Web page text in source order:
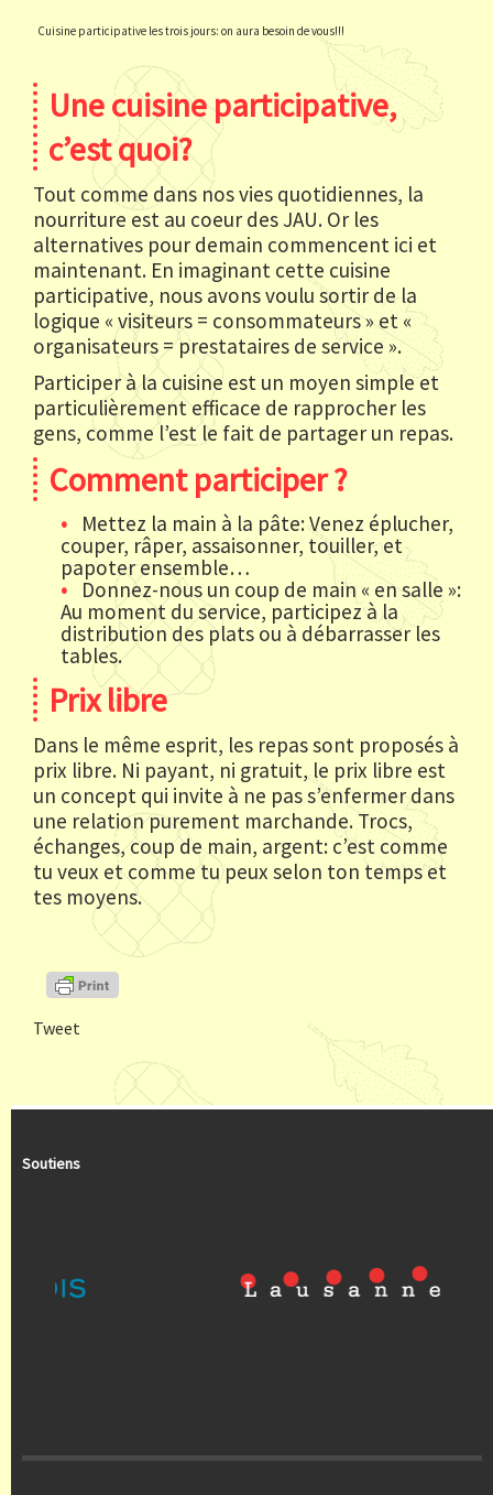
Cuisine participative les trois jours: on aura besoin de vous!!!
Une cuisine participative,
c’est quoi?
Tout comme dans nos vies quotidiennes, la
nourriture est au coeur des JAU. Or les
alternatives pour demain commencent ici et
maintenant. En imaginant cette cuisine
participative, nous avons voulu sortir de la
logique « visiteurs = consommateurs » et «
organisateurs = prestataires de service ».
Participer à la cuisine est un moyen simple et
particulièrement efficace de rapprocher les
gens, comme l’est le fait de partager un repas.
Comment participer ?
Mettez la main à la pâte: Venez éplucher,
couper, râper, assaisonner, touiller, et
papoter ensemble…
Donnez-nous un coup de main « en salle »:
Au moment du service, participez à la
distribution des plats ou à débarrasser les
tables.
Prix libre
Dans le même esprit, les repas sont proposés à
prix libre. Ni payant, ni gratuit, le prix libre est
un concept qui invite à ne pas s’enfermer dans
une relation purement marchande. Trocs,
échanges, coup de main, argent: c’est comme
tu veux et comme tu peux selon ton temps et
tes moyens.
Tweet
Soutiens